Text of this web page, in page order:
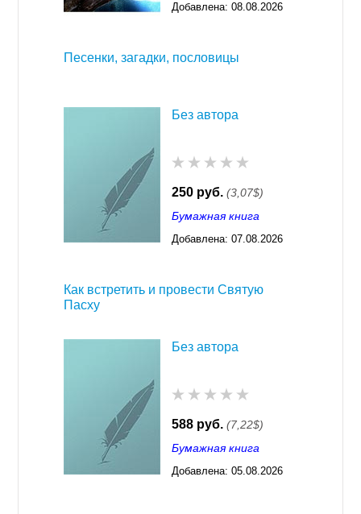
Добавлена: 08.08.2026
Песенки, загадки, пословицы
Без автора
250 руб. (3,07$)
Бумажная книга
Добавлена: 07.08.2026
Как встретить и провести Святую
Пасху
Без автора
588 руб. (7,22$)
Бумажная книга
Добавлена: 05.08.2026